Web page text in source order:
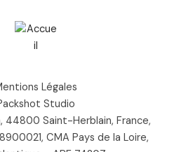
Légales
Studio
44800 Saint-Herblain, France,
CMA Pays de la Loire,